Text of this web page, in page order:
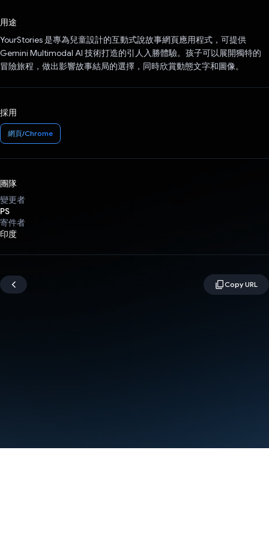
用途
YourStories 是專為兒童設計的互動式說故事網頁應用程式，可提供
Gemini Multimodal AI 技術打造的引人入勝體驗。孩子可以展開獨特的
冒險旅程，做出影響故事結局的選擇，同時欣賞動態文字和圖像。
採用
網頁/Chrome
團隊
變更者
PS
寄件者
印度